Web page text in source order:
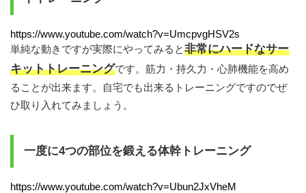
https://www.youtube.com/watch?v=UmcpvgHSV2s
単純な動きですが実際にやってみると非常にハードなサー
キットトレーニングです。筋力・持久力・心肺機能を高め
ることが出来ます。自宅でも出来るトレーニングですのでぜ
ひ取り入れてみましょう。
一度に4つの部位を鍛える体幹トレーニング
https://www.youtube.com/watch?v=Ubun2JxVheM